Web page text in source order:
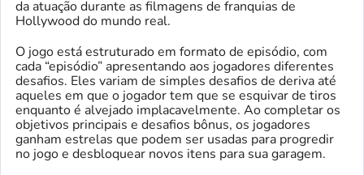
da atuação durante as filmagens de franquias de
Hollywood do mundo real.
O jogo está estruturado em formato de episódio, com
cada “episódio” apresentando aos jogadores diferentes
desafios. Eles variam de simples desafios de deriva até
aqueles em que o jogador tem que se esquivar de tiros
enquanto é alvejado implacavelmente. Ao completar os
objetivos principais e desafios bônus, os jogadores
ganham estrelas que podem ser usadas para progredir
no jogo e desbloquear novos itens para sua garagem.